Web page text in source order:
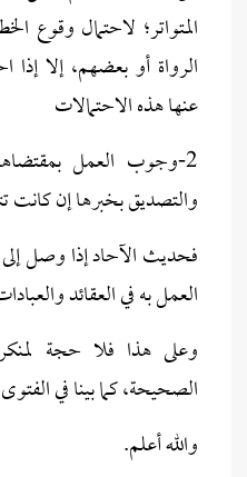
المتواتر؛ لاحتمال وقوع
الرواة أو بعضهم، إلا
عنها هذه الاحتمالات
2-وجوب العمل
والتصديق بخبرها إن
فحديث الآحاد إذا وصل
العمل به في العقائد
وعلى هذا فلا حجة
الصحيحة، كما بينا في
والله أعلم.